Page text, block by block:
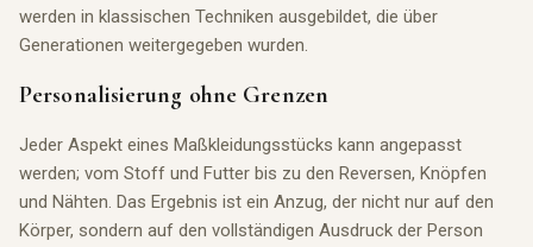
werden in klassischen Techniken ausgebildet, die über
Generationen weitergegeben wurden.
Personalisierung ohne Grenzen
Jeder Aspekt eines Maßkleidungsstücks kann angepasst
werden; vom Stoff und Futter bis zu den Reversen, Knöpfen
und Nähten. Das Ergebnis ist ein Anzug, der nicht nur auf den
Körper, sondern auf den vollständigen Ausdruck der Person